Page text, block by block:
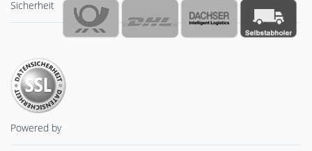
Sicherheit
Powered by